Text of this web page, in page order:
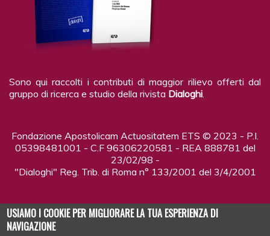
Sono qui raccolti i contributi di maggior rilievo offerti dal
gruppo di ricerca e studio della rivista Dialoghi
Fondazione Apostolicam Actuositatem ETS © 2023 - P.I.
05398481001 - C.F 96306220581 - REA 888781 del
23/02/98 -
"Dialoghi" Reg. Trib. di Roma n° 133/2001 del 3/4/2001
USIAMO I COOKIE PER MIGLIORARE LA TUA ESPERIENZA DI
NAVIGAZIONE